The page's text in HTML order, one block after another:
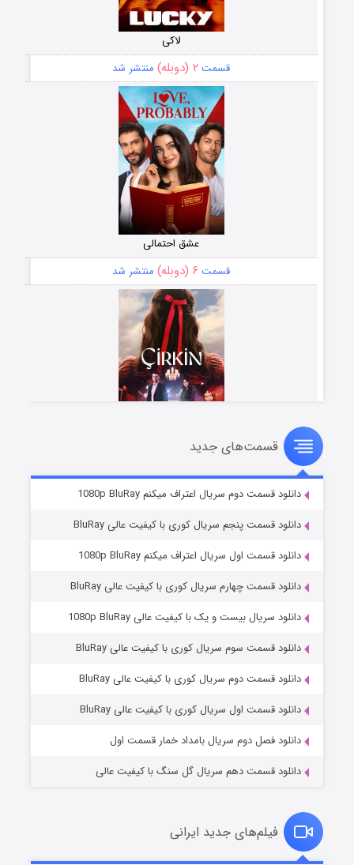
لاکی
قسمت ۲ (دوبله) منتشر شد
عشق احتمالی
قسمت ۶ (دوبله) منتشر شد
سریال زشت
قسمت۵ (زیرنویس) منتشر شد
وستی ها
قسمت۱ (زیرنویس) منتشر شد
قسمت‌های جدید
دانلود قسمت دوم سریال اعتراف میکنم 1080p BluRay
دانلود قسمت پنجم سریال کوری با کیفیت عالی BluRay
دانلود قسمت اول سریال اعتراف میکنم 1080p BluRay
دانلود قسمت چهارم سریال کوری با کیفیت عالی BluRay
دانلود سریال بیست و یک با کیفیت عالی 1080p BluRay
دانلود قسمت سوم سریال کوری با کیفیت عالی BluRay
دانلود قسمت دوم سریال کوری با کیفیت عالی BluRay
دانلود قسمت اول سریال کوری با کیفیت عالی BluRay
دانلود فصل دوم سریال بامداد خمار قسمت اول
دانلود قسمت دهم سریال گل سنگ با کیفیت عالی
فیلم‌های جدید ایرانی